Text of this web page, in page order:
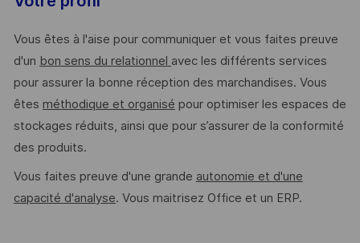
Vous êtes à l'aise pour communiquer et vous faites preuve
d'un bon sens du relationnel avec les différents services
pour assurer la bonne réception des marchandises. Vous
êtes méthodique et organisé pour optimiser les espaces de
stockages réduits, ainsi que pour s’assurer de la conformité
des produits.
Vous faites preuve d'une grande autonomie et d'une
capacité d'analyse. Vous maitrisez Office et un ERP.